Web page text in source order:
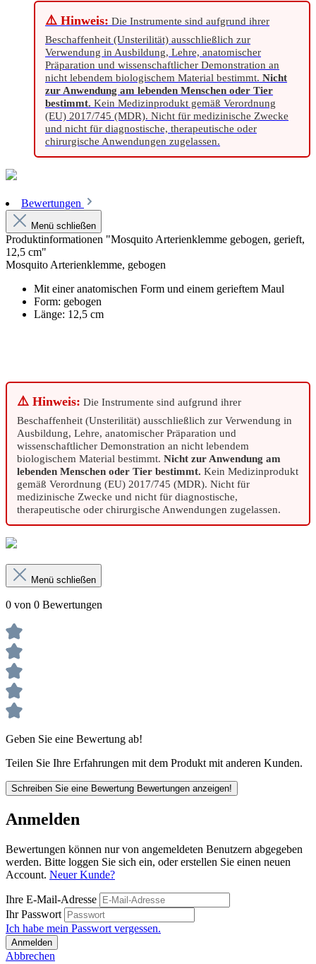
⚠️ Hinweis: Die Instrumente sind aufgrund ihrer
Beschaffenheit (Unsterilität) ausschließlich zur
Verwendung in Ausbildung, Lehre, anatomischer
Präparation und wissenschaftlicher Demonstration an
nicht lebendem biologischem Material bestimmt. Nicht
zur Anwendung am lebenden Menschen oder Tier
bestimmt. Kein Medizinprodukt gemäß Verordnung
(EU) 2017/745 (MDR). Nicht für medizinische Zwecke
und nicht für diagnostische, therapeutische oder
chirurgische Anwendungen zugelassen.
Bewertungen
Menü schließen
Produktinformationen "Mosquito Arterienklemme gebogen, gerieft,
12,5 cm"
Mosquito Arterienklemme, gebogen
Mit einer anatomischen Form und einem gerieftem Maul
Form: gebogen
Länge: 12,5 cm
⚠️ Hinweis: Die Instrumente sind aufgrund ihrer
Beschaffenheit (Unsterilität) ausschließlich zur Verwendung in
Ausbildung, Lehre, anatomischer Präparation und
wissenschaftlicher Demonstration an nicht lebendem
biologischem Material bestimmt. Nicht zur Anwendung am
lebenden Menschen oder Tier bestimmt. Kein Medizinprodukt
gemäß Verordnung (EU) 2017/745 (MDR). Nicht für
medizinische Zwecke und nicht für diagnostische,
therapeutische oder chirurgische Anwendungen zugelassen.
Menü schließen
0 von 0 Bewertungen
Geben Sie eine Bewertung ab!
Teilen Sie Ihre Erfahrungen mit dem Produkt mit anderen Kunden.
Schreiben Sie eine Bewertung Bewertungen anzeigen!
Anmelden
Bewertungen können nur von angemeldeten Benutzern abgegeben
werden. Bitte loggen Sie sich ein, oder erstellen Sie einen neuen
Account. Neuer Kunde?
Ihre E-Mail-Adresse
Ihr Passwort
Ich habe mein Passwort vergessen.
Anmelden
Abbrechen